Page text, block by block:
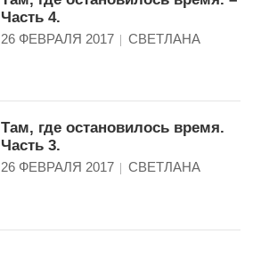
Часть 4.
26 ФЕВРАЛЯ 2017 СВЕТЛАНА
Там, где остановилось время.
Часть 3.
26 ФЕВРАЛЯ 2017 СВЕТЛАНА